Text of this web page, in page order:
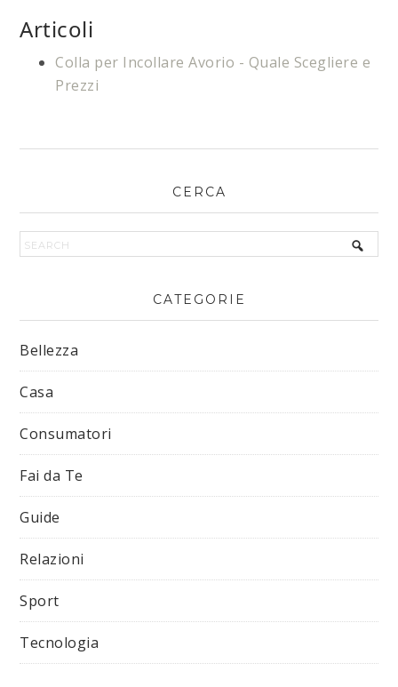
Articoli
Colla per Incollare Avorio - Quale Scegliere e
Prezzi
CERCA
CATEGORIE
Bellezza
Casa
Consumatori
Fai da Te
Guide
Relazioni
Sport
Tecnologia